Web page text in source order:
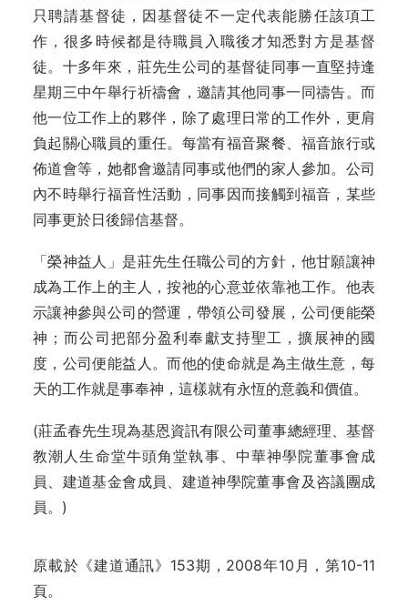
只聘請基督徒，因基督徒不一定代表能勝任該項工
作，很多時候都是待職員入職後才知悉對方是基督
徒。十多年來，莊先生公司的基督徒同事一直堅持逢
星期三中午舉行祈禱會，邀請其他同事一同禱告。而
他一位工作上的夥伴，除了處理日常的工作外，更肩
負起關心職員的重任。每當有福音聚餐、福音旅行或
佈道會等，她都會邀請同事或他們的家人參加。公司
內不時舉行福音性活動，同事因而接觸到福音，某些
同事更於日後歸信基督。
「榮神益人」是莊先生任職公司的方針，他甘願讓神
成為工作上的主人，按祂的心意並依靠祂工作。他表
示讓神參與公司的營運，帶領公司發展，公司便能榮
神；而公司把部分盈利奉獻支持聖工，擴展神的國
度，公司便能益人。而他的使命就是為主做生意，每
天的工作就是事奉神，這樣就有永恆的意義和價值。
(莊孟春先生現為基恩資訊有限公司董事總經理、基督
教潮人生命堂牛頭角堂執事、中華神學院董事會成
員、建道基金會成員、建道神學院董事會及咨議團成
員。)
原載於《建道通訊》153期，2008年10月，第10-11
頁。